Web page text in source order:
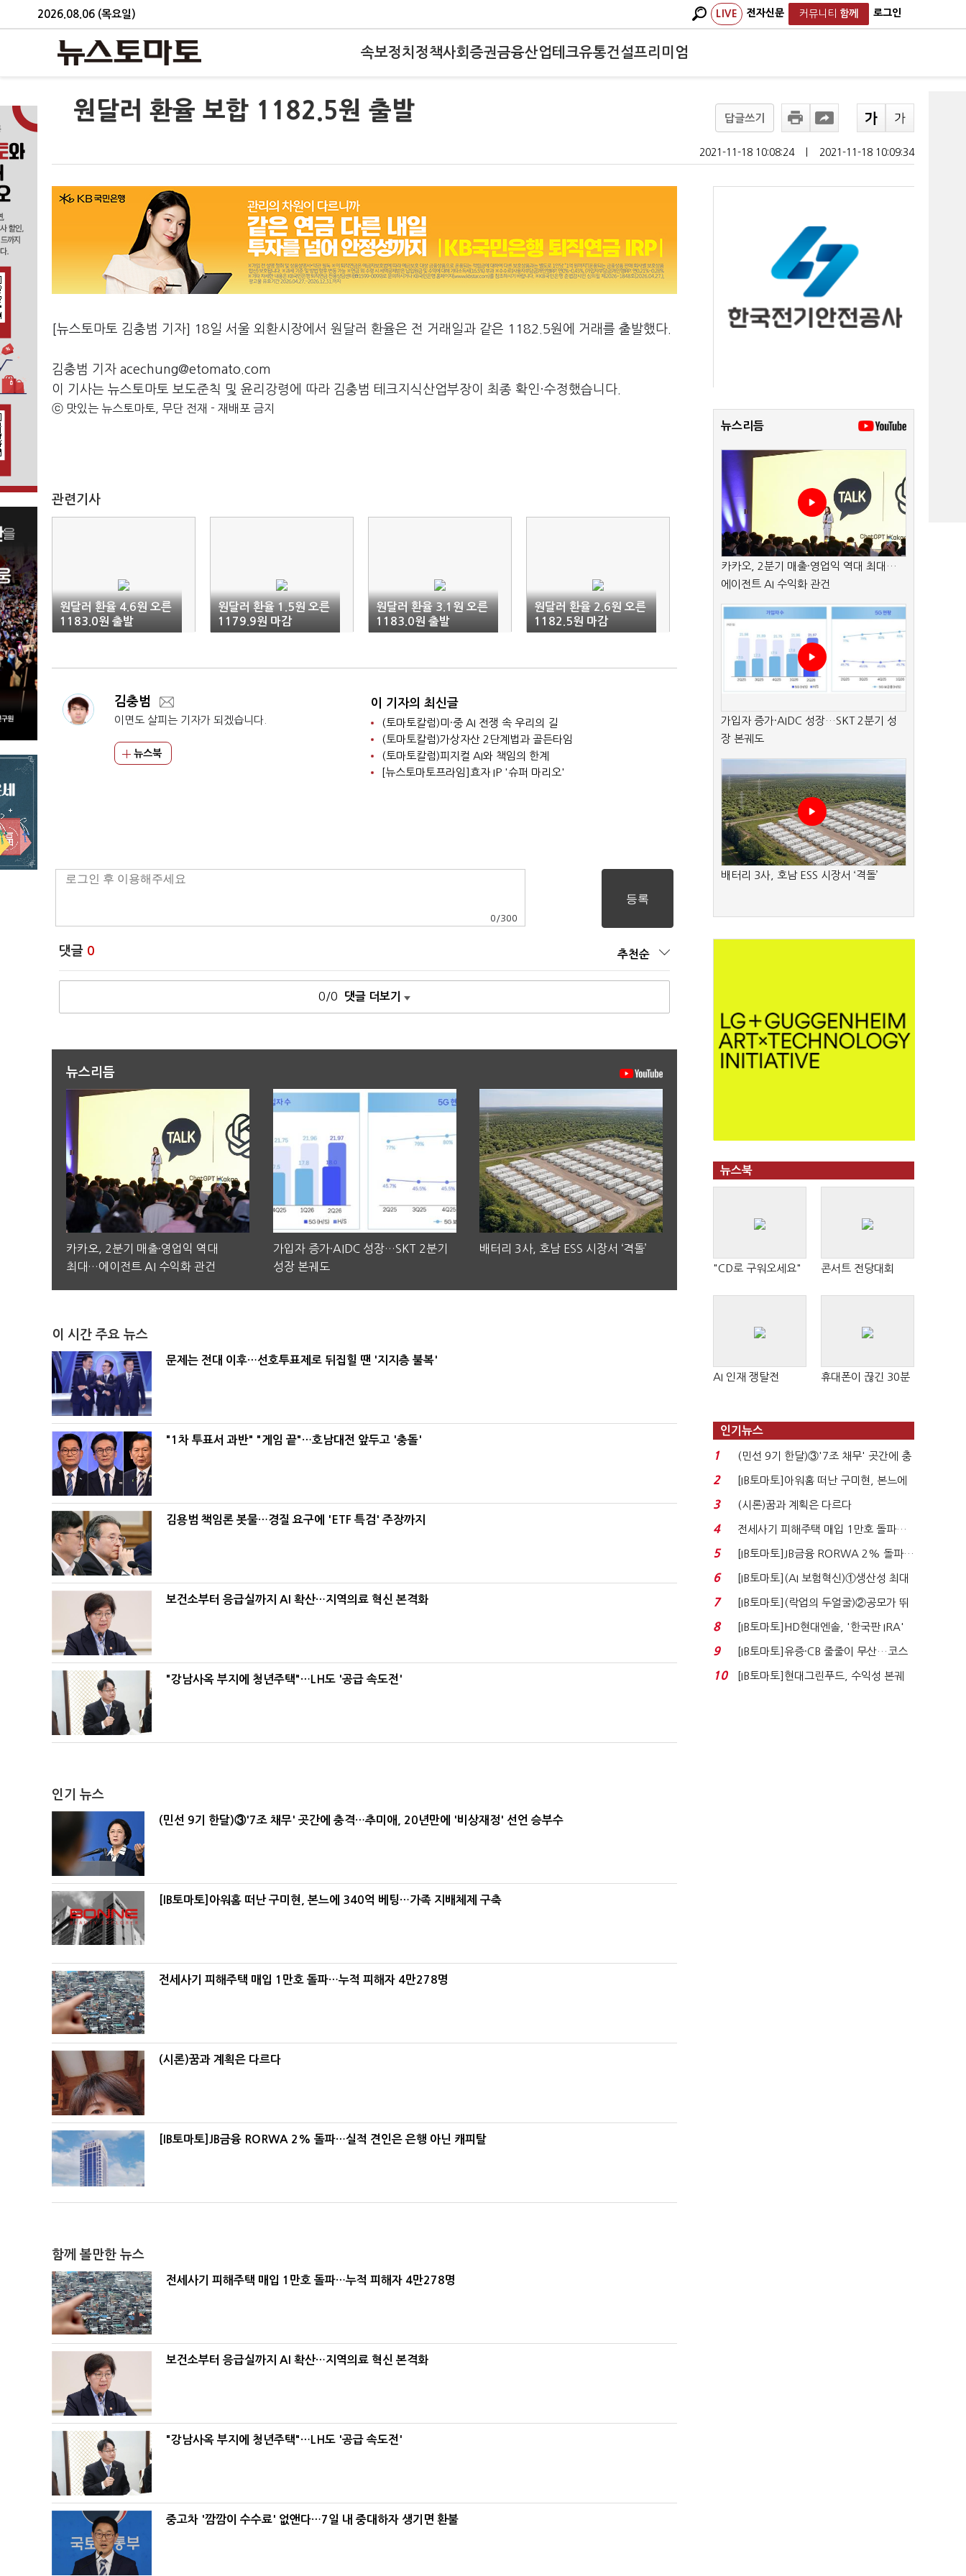
2026.08.06 (목요일) LIVE 전자신문 커뮤니티 함께 로그인
속보정치 정책사회 증권금융산업테크유통건설프리미엄
원달러 환율 보합 1182.5원 출발 답글쓰기
2021-11-18 10:08:24 2021-11-18 10:09:34
[뉴스토마토 김충범 기자] 18일 서울 외환시장에서 원달러 환율은 전 거래일과 같은 1182.5원에 거래를 출발했다.
김충범 기자 acechung@etomato.com
이 기사는 뉴스토마토 보도준칙 및 윤리강령에 따라 김충범 테크지식산업부장이 최종 확인·수정했습니다.
ⓒ 맛있는 뉴스토마토, 무단 전재 - 재배포 금지
관련기사
원달러 환율 4.6원 오른
1183.0원 출발
원달러 환율 1.5원 오른
1179.9원 마감
원달러 환율 3.1원 오른
1183.0원 출발
원달러 환율 2.6원 오른
1182.5원 마감
김충범
이면도 살피는 기자가 되겠습니다.
뉴스북
이 기자의 최신글
(토마토칼럼)미·중 AI 전쟁 속 우리의 길
(토마토칼럼)가상자산 2단계법과 골든타임
(토마토칼럼)피지컬 AI와 책임의 한계
[뉴스토마토프라임]효자 IP '슈퍼 마리오'
0 /300
댓글 0 추천순
0/0 댓글 더보기
뉴스리듬
카카오, 2분기 매출·영업익 역대
최대…에이전트 AI 수익화 관건
가입자 증가·AIDC 성장…SKT 2분기
성장 본궤도
배터리 3사, 호남 ESS 시장서 ‘격돌’
이 시간 주요 뉴스
문제는 전대 이후…선호투표제로 뒤집힐 땐 '지지층 불복'
"1차 투표서 과반" "게임 끝"…호남대전 앞두고 '충돌'
김용범 책임론 봇물…경질 요구에 'ETF 특검' 주장까지
보건소부터 응급실까지 AI 확산…지역의료 혁신 본격화
"강남사옥 부지에 청년주택"…LH도 '공급 속도전'
인기 뉴스
(민선 9기 한달)③'7조 채무' 곳간에 충격…추미애, 20년만에 '비상재정' 선언 승부수
[IB토마토]아워홈 떠난 구미현, 본느에 340억 베팅…가족 지배체제 구축
전세사기 피해주택 매입 1만호 돌파…누적 피해자 4만278명
(시론)꿈과 계획은 다르다
[IB토마토]JB금융 RORWA 2% 돌파…실적 견인은 은행 아닌 캐피탈
함께 볼만한 뉴스
전세사기 피해주택 매입 1만호 돌파…누적 피해자 4만278명
보건소부터 응급실까지 AI 확산…지역의료 혁신 본격화
"강남사옥 부지에 청년주택"…LH도 '공급 속도전'
중고차 '깜깜이 수수료' 없앤다…7일 내 중대하자 생기면 환불
뉴스리듬
카카오, 2분기 매출·영업익 역대 최대…
에이전트 AI 수익화 관건
가입자 증가·AIDC 성장…SKT 2분기 성
장 본궤도
배터리 3사, 호남 ESS 시장서 ‘격돌’
뉴스북
"CD로 구워오세요" 콘서트 전당대회
AI 인재 쟁탈전 휴대폰이 끊긴 30분
인기뉴스
1
(민선 9기 한달)③'7조 채무' 곳간에 충
격…추미애, 20년...
2
[IB토마토]아워홈 떠난 구미현, 본느에
340억 베팅…가...
3 (시론)꿈과 계획은 다르다
4
전세사기 피해주택 매입 1만호 돌파…
누적 피해자 4만2...
5
[IB토마토]JB금융 RORWA 2% 돌파…
실적 견인은 은행 ...
6
[IB토마토](AI 보험혁신)①생산성 최대
80% 개선…현실...
7
[IB토마토](락업의 두얼굴)②공모가 뛰
자 첫날 매도…FI ...
8
[IB토마토]HD현대엔솔, '한국판 IRA'
수혜 부상…세액공...
9
[IB토마토]유증·CB 줄줄이 무산…코스
닥 벌점 급증에 ...
10
[IB토마토]현대그린푸드, 수익성 본궤